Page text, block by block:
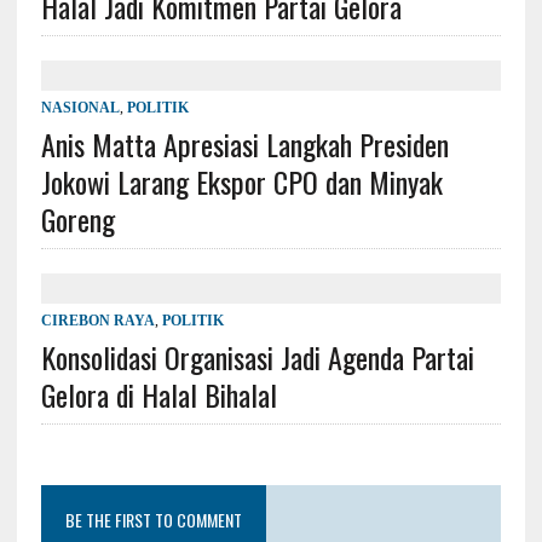
NASIONAL, POLITIK
Anis Matta Apresiasi Langkah Presiden
Jokowi Larang Ekspor CPO dan Minyak
Goreng
CIREBON RAYA, POLITIK
Konsolidasi Organisasi Jadi Agenda Partai
Gelora di Halal Bihalal
BE THE FIRST TO COMMENT